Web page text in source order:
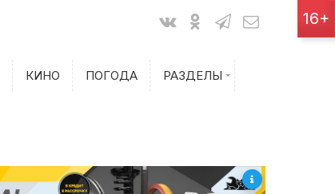
КИНО ПОГОДА РАЗДЕЛЫ
Показания счетчиков
Билеты на поезд
16+